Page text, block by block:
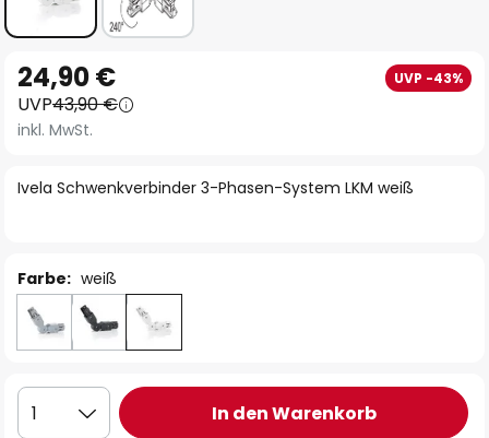
Anfang
der
Bildgalerie
Ivela Schwenkverbinder 3-Phasen-System LKM weiß
24,90 € UVP -43%
UVP43,90 €
inkl. MwSt.
Farbe: weiß
1 In den Warenkorb